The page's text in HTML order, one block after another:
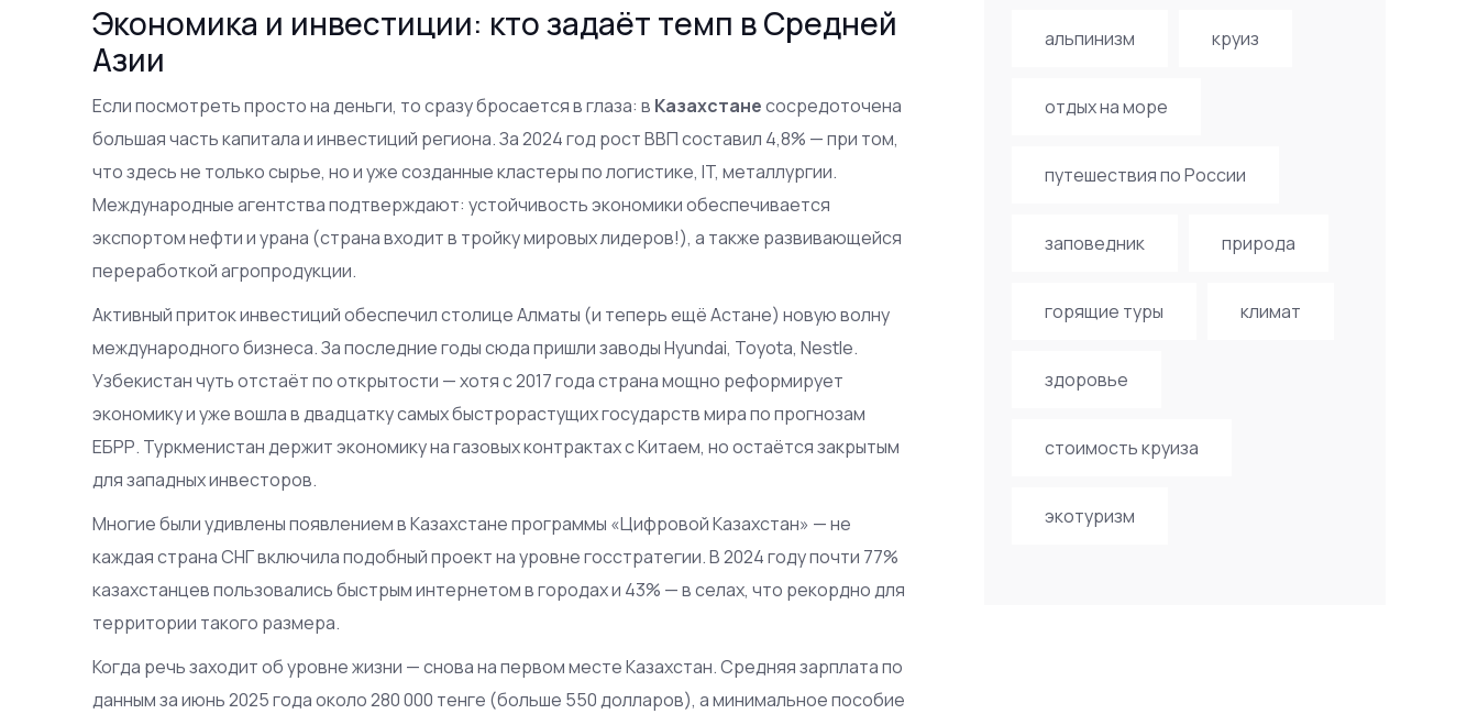
альпинизм круиз
отдых на море
путешествия по России
заповедник природа
горящие туры климат
здоровье
стоимость круиза
экотуризм
Экономика и инвестиции: кто задаёт темп в Средней
Азии
Если посмотреть просто на деньги, то сразу бросается в глаза: в Казахстанесосредоточена
большая часть капитала и инвестиций региона. За 2024 год рост ВВП составил 4,8% — при том,
что здесь не только сырье, но и уже созданные кластеры по логистике, IT, металлургии.
Международные агентства подтверждают: устойчивость экономики обеспечивается
экспортом нефти и урана (страна входит в тройку мировых лидеров!), а также развивающейся
переработкой агропродукции.
Активный приток инвестиций обеспечил столице Алматы (и теперь ещё Астане) новую волну
международного бизнеса. За последние годы сюда пришли заводы Hyundai, Toyota, Nestle.
Узбекистан чуть отстаёт по открытости — хотя с 2017 года страна мощно реформирует
экономику и уже вошла в двадцатку самых быстрорастущих государств мира по прогнозам
ЕБРР. Туркменистан держит экономику на газовых контрактах с Китаем, но остаётся закрытым
для западных инвесторов.
Многие были удивлены появлением в Казахстане программы «Цифровой Казахстан» — не
каждая страна СНГ включила подобный проект на уровне госстратегии. В 2024 году почти 77%
казахстанцев пользовались быстрым интернетом в городах и 43% — в селах, что рекордно для
территории такого размера.
Когда речь заходит об уровне жизни — снова на первом месте Казахстан. Средняя зарплата по
данным за июнь 2025 года около 280 000 тенге (больше 550 долларов), а минимальное пособие